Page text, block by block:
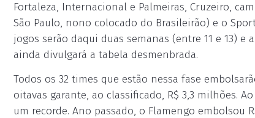
Fortaleza, Internacional e Palmeiras, Cruzeiro,
São Paulo, nono colocado do Brasileirão) e o
jogos serão daqui duas semanas (entre 11 e 13) e
ainda divulgará a tabela desmenbrada.
Todos os 32 times que estão nessa fase
oitavas garante, ao classificado, R$ 3,3 milhões.
um recorde. Ano passado, o Flamengo